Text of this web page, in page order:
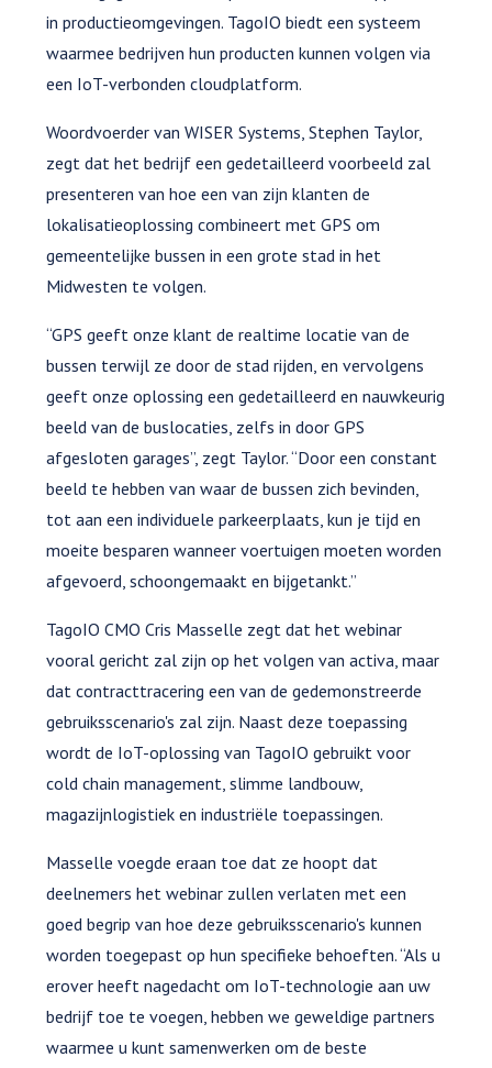
in productieomgevingen. TagoIO biedt een systeem
waarmee bedrijven hun producten kunnen volgen via
een IoT-verbonden cloudplatform.
Woordvoerder van WISER Systems, Stephen Taylor,
zegt dat het bedrijf een gedetailleerd voorbeeld zal
presenteren van hoe een van zijn klanten de
lokalisatieoplossing combineert met GPS om
gemeentelijke bussen in een grote stad in het
Midwesten te volgen.
“GPS geeft onze klant de realtime locatie van de
bussen terwijl ze door de stad rijden, en vervolgens
geeft onze oplossing een gedetailleerd en nauwkeurig
beeld van de buslocaties, zelfs in door GPS
afgesloten garages”, zegt Taylor. “Door een constant
beeld te hebben van waar de bussen zich bevinden,
tot aan een individuele parkeerplaats, kun je tijd en
moeite besparen wanneer voertuigen moeten worden
afgevoerd, schoongemaakt en bijgetankt.”
TagoIO CMO Cris Masselle zegt dat het webinar
vooral gericht zal zijn op het volgen van activa, maar
dat contracttracering een van de gedemonstreerde
gebruiksscenario's zal zijn. Naast deze toepassing
wordt de IoT-oplossing van TagoIO gebruikt voor
cold chain management, slimme landbouw,
magazijnlogistiek en industriële toepassingen.
Masselle voegde eraan toe dat ze hoopt dat
deelnemers het webinar zullen verlaten met een
goed begrip van hoe deze gebruiksscenario's kunnen
worden toegepast op hun specifieke behoeften. “Als u
erover heeft nagedacht om IoT-technologie aan uw
bedrijf toe te voegen, hebben we geweldige partners
waarmee u kunt samenwerken om de beste